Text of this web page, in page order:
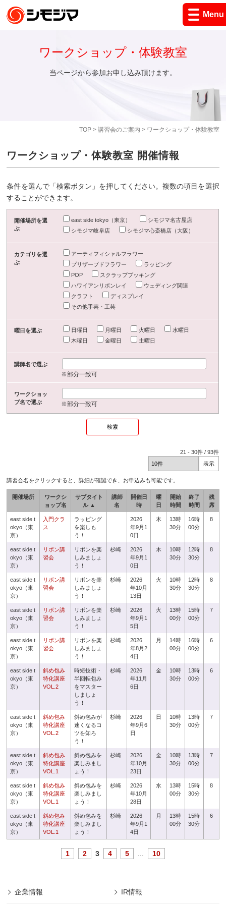
Menu
TOP> 講習会のご案内 > ワークショップ・体験教室
ワークショップ・体験教室
当ページから参加お申し込み頂けます。
ワークショップ・体験教室 開催情報
条件を選んで「検索ボタン」を押してください。複数の項目を選択
することができます。
開催場所を選
ぶ
east side tokyo（東京）
シモジマ名古屋店
シモジマ岐阜店
シモジマ心斎橋店（大阪）
カテゴリを選
ぶ
アーティフィシャルフラワー
プリザーブドフラワー
ラッピング
POP
スクラップブッキング
ハワイアンリボンレイ
ウェディング関連
クラフト
ディスプレイ
その他手芸・工芸
曜日を選ぶ 日曜日 月曜日 火曜日
水曜日
木曜日
金曜日 土曜日
講師名で選ぶ
※部分一致可
ワークショッ
プ名で選ぶ
※部分一致可
21 -30件 /93件
講習会名をクリックすると、詳細が確認でき、お申込みも可能です。
開催場所
ワークシ
ョップ名
サブタイト
ル ▲
講師
名
開催日
時
曜
日
開始
時間
終了
時間
残
席
east side t
okyo（東
京）
入門クラ
ス
ラッピング
を楽しも
う！
2026
年9月1
0日
木
13時
30分
16時
00分
8
east side t
okyo（東
京）
リボン講
習会
リボンを楽
しみましょ
う！
杉崎
2026
年9月1
0日
木
10時
30分
12時
30分
8
east side t
okyo（東
京）
リボン講
習会
リボンを楽
しみましょ
う！
杉崎
2026
年10月
13日
火
10時
30分
12時
30分
8
east side t
okyo（東
京）
リボン講
習会
リボンを楽
しみましょ
う！
杉崎
2026
年9月1
5日
火
13時
00分
15時
00分
7
east side t
okyo（東
京）
リボン講
習会
リボンを楽
しみましょ
う！
杉崎
2026
年8月2
4日
月
14時
00分
16時
00分
6
east side t
okyo（東
京）
斜め包み
特化講座
VOL.2
時短技術・
半回転包み
をマスター
しましょ
う！
杉崎
2026
年11月
6日
金
10時
30分
13時
00分
6
east side t
okyo（東
京）
斜め包み
特化講座
VOL.2
斜め包みが
速くなるコ
ツを知ろ
う！
杉崎
2026
年9月6
日
日
10時
30分
13時
00分
7
east side t
okyo（東
京）
斜め包み
特化講座
VOL.1
斜め包みを
楽しみまし
ょう！
杉崎
2026
年10月
23日
金
10時
30分
13時
00分
7
east side t
okyo（東
京）
斜め包み
特化講座
VOL.1
斜め包みを
楽しみまし
ょう！
杉崎
2026
年10月
28日
水
13時
00分
15時
30分
8
east side t
okyo（東
京）
斜め包み
特化講座
VOL.1
斜め包みを
楽しみまし
ょう！
杉崎
2026
年9月1
4日
月
13時
00分
15時
30分
6
1 2 3 4 5 10
企業情報 IR情報